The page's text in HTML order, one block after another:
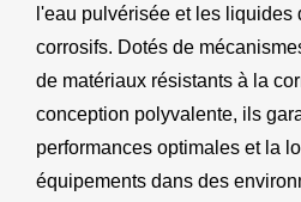
l'eau pulvérisée et les liquides
corrosifs. Dotés de
de matériaux résistants à la
conception polyvalente, ils
performances optimales et la
équipements dans des